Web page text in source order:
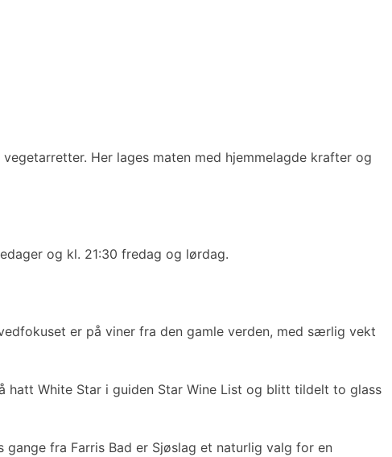
Her lages maten med hjemmelagde krafter og
og kl. 21:30 fredag og lørdag.
er på viner fra den gamle verden, med særlig vekt
hatt White Star i guiden Star Wine List og blitt tildelt to glass
fra Farris Bad er Sjøslag et naturlig valg for en